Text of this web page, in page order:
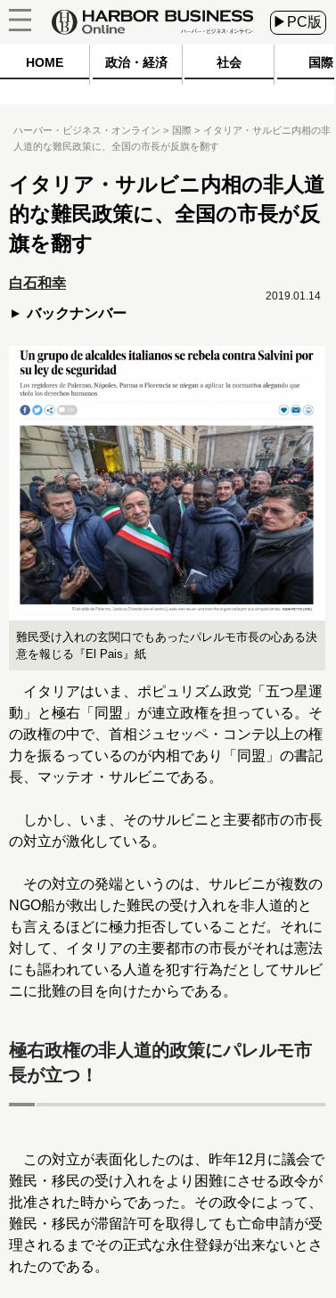
▶PC版
HOME 政治・経済 社会 国際
ハーバー・ビジネス・オンライン 国際
イタリア・サルビニ内相の非
人道的な難民政策に、全国の市長が反旗を翻す
イタリア・サルビニ内相の非人道
的な難民政策に、全国の市長が反
旗を翻す
白石和幸
バックナンバー
2019.01.14
難民受け入れの玄関口でもあったパレルモ市長の心ある決
意を報じる『El Pais』紙
イタリアはいま、ポピュリズム政党「五つ星運
動」と極右「同盟」が連立政権を担っている。そ
の政権の中で、首相ジュセッペ・コンテ以上の権
力を振るっているのが内相であり「同盟」の書記
長、マッテオ・サルビニである。
しかし、いま、そのサルビニと主要都市の市長
の対立が激化している。
その対立の発端というのは、サルビニが複数の
NGO船が救出した難民の受け入れを非人道的と
も言えるほどに極力拒否していることだ。それに
対して、イタリアの主要都市の市長がそれは憲法
にも謳われている人道を犯す行為だとしてサルビ
ニに批難の目を向けたからである。
極右政権の非人道的政策にパレルモ市
長が立つ！
この対立が表面化したのは、昨年12月に議会で
難民・移民の受け入れをより困難にさせる政令が
批准された時からであった。その政令によって、
難民・移民が滞留許可を取得しても亡命申請が受
理されるまでその正式な永住登録が出来ないとさ
れたのである。